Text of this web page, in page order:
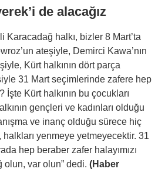
de alacağız
Karacadağ halkı, bizler 8 Mart’ta
ateşiyle, Demirci Kawa’nın
Kürt halkının dört parça
31 Mart seçimlerinde zafere hep
İşte Kürt halkının bu çocukları
gençleri ve kadınları olduğu
ve inanç olduğu sürece hiç
yenmeye yetmeyecektir. 31
hep beraber zafer halayımızı
var olun” dedi. (Haber